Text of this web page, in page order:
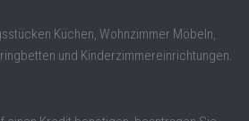
Küchen, Wohnzimmer Möbeln,
und Kinderzimmereinrichtungen.